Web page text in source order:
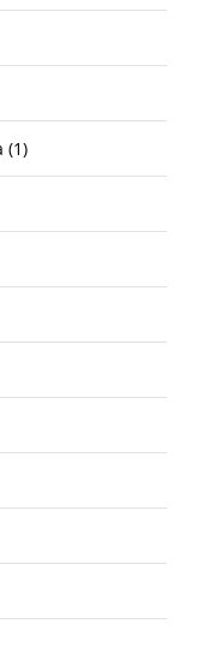
(1)